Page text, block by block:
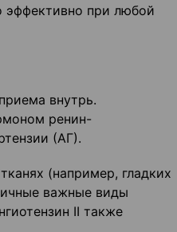
эффективно при любой
внутрь.
ренин-
(АГ).
(например, гладких
важные виды
II также